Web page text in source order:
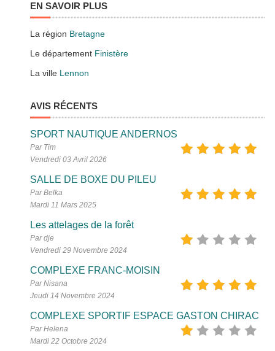
EN SAVOIR PLUS
La région Bretagne
Le département Finistère
La ville Lennon
AVIS RÉCENTS
SPORT NAUTIQUE ANDERNOS
Par Tim
Vendredi 03 Avril 2026
SALLE DE BOXE DU PILEU
Par Belka
Mardi 11 Mars 2025
Les attelages de la forêt
Par dje
Vendredi 29 Novembre 2024
COMPLEXE FRANC-MOISIN
Par Nisana
Jeudi 14 Novembre 2024
COMPLEXE SPORTIF ESPACE GASTON CHIRAC
Par Helena
Mardi 22 Octobre 2024